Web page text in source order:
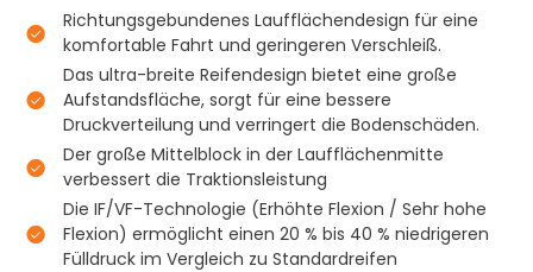
Richtungsgebundenes Laufflächendesign für eine
komfortable Fahrt und geringeren Verschleiß.
Das ultra-breite Reifendesign bietet eine große
Aufstandsfläche, sorgt für eine bessere
Druckverteilung und verringert die Bodenschäden.
Der große Mittelblock in der Laufflächenmitte
verbessert die Traktionsleistung
Die IF/VF-Technologie (Erhöhte Flexion / Sehr hohe
Flexion) ermöglicht einen 20 % bis 40 % niedrigeren
Fülldruck im Vergleich zu Standardreifen